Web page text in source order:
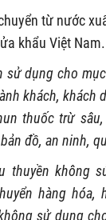
từ nước
khẩu Việt Nam.
sử dụng cho
khách, khách
thuốc trừ sâu,
đồ, an ninh,
thuyền không
hàng hóa,
sử dụng